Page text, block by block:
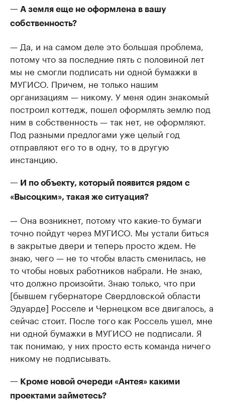
— А земля еще не оформлена в вашу
собственность?
— Да, и на самом деле это большая проблема,
потому что за последние пять с половиной лет
мы не смогли подписать ни одной бумажки в
МУГИСО. Причем, не только нашим
организациям — никому. У меня один знакомый
построил коттедж, пошел оформлять землю под
ним в собственность — так нет, не оформляют.
Под разными предлогами уже целый год
отправляют его то в одну, то в другую
инстанцию.
— И по объекту, который появится рядом с
«Высоцким», такая же ситуация?
— Она возникнет, потому что какие-то бумаги
точно пойдут через МУГИСО. Мы устали биться
в закрытые двери и теперь просто ждем. Не
знаю, чего — не то чтобы власть сменилась, не
то чтобы новых работников набрали. Не знаю,
что должно произойти. Знаю только, что при
[бывшем губернаторе Свердловской области
Эдуарде] Росселе и Чернецком все двигалось, а
сейчас стоит. После того как Россель ушел, мне
ни одной бумажки в МУГИСО не подписали. Я
так понимаю, у них просто есть команда ничего
никому не подписывать.
— Кроме новой очереди «Антея» какими
проектами займетесь?